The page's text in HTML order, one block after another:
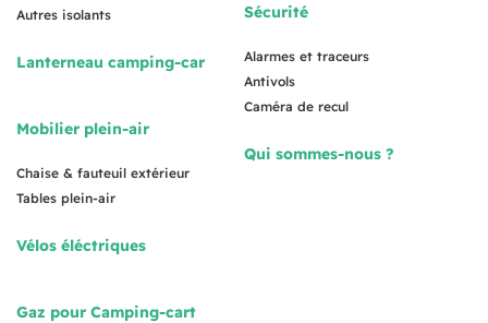
Autres isolants
Lanterneau camping-car
Mobilier plein-air
Chaise & fauteuil extérieur
Tables plein-air
Vélos éléctriques
Gaz pour Camping-cart
Sécurité
Alarmes et traceurs
Antivols
Caméra de recul
Qui sommes-nous ?